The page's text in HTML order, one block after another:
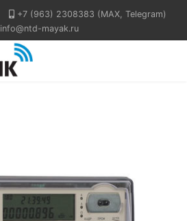
+7 (963) 2308383 (MAX, Telegram)
info@ntd-mayak.ru